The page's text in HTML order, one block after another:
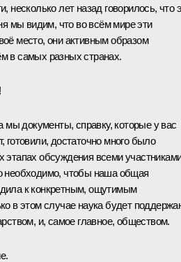
несколько лет назад говорилось, что
мы видим, что во всём мире эти
место, они активным образом
в самых разных странах.
мы документы, справку, которые у вас
готовили, достаточно много было
этапах обсуждения всеми
необходимо, чтобы наша общая
к конкретным, ощутимым
в этом случае наука будет
и, самое главное, обществом.